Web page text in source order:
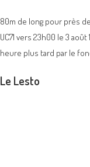
80m de long pour près
UC71 vers 23h00 le 3 août
heure plus tard par le
Le Lesto